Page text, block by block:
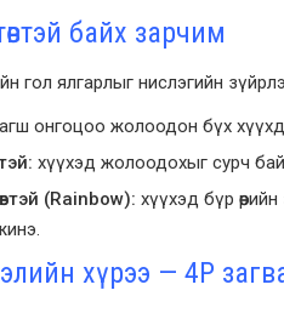
байх зарчим
гол ялгарлыг нислэгийн
онгоцоо жолоодон бүх
хүүхэд жолоодохыг сурч
(Rainbow): хүүхэд бүр
хүрээ — 4Р